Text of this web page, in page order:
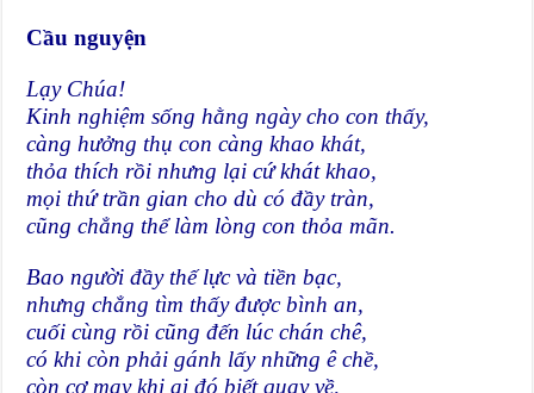
Cầu nguyện
Lạy Chúa!
Kinh nghiệm sống hằng ngày cho con thấy,
càng hưởng thụ con càng khao khát,
thỏa thích rồi nhưng lại cứ khát khao,
mọi thứ trần gian cho dù có đầy tràn,
cũng chẳng thể làm lòng con thỏa mãn.
Bao người đầy thế lực và tiền bạc,
nhưng chẳng tìm thấy được bình an,
cuối cùng rồi cũng đến lúc chán chê,
có khi còn phải gánh lấy những ê chề,
còn cơ may khi ai đó biết quay về,